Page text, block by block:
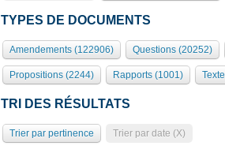
TYPES DE DOCUMENTS
Amendements (122906) Questions (20252)
Propositions (2244) Rapports (1001)
TRI DES RÉSULTATS
Trier par pertinence Trier par date (X)